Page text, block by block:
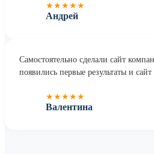
★★★★★
Андрей
Самостоятельно сделали сайт
появились первые результаты и
★★★★★
Валентина